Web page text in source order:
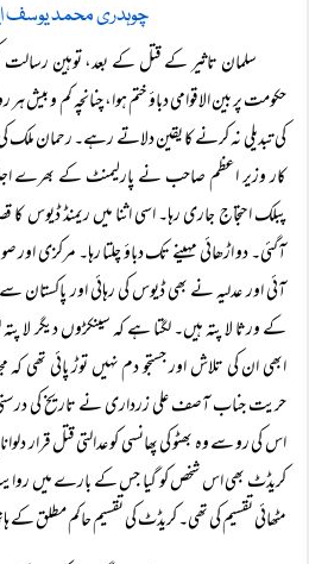
چوہدری محمد یوسف
سلمان تاثیر کے قتل کے بعد، توہین
حکومت پر بین الاقوامی دباؤ ختم ہوا، چنانچہ کم و
کی تبدیلی نہ کرنے کا یقین دلاتے رہے۔ رحمان ملک کی
کار وزیر اعظم صاحب نے پارلیمنٹ کے بھرے
پبلک احتجاج جاری رہا۔ اسی اثنا میں ریمنڈ ڈیوس
آگئی۔ دو اڑھائی مہینے تک دباؤ چلتا رہا۔ مرکزی
آئی اور عدلیہ نے بھی ڈیوس کی رہائی اور پاکستان
کے ورثا لا پتہ ہیں۔ لگتا ہے کہ سینکڑوں دیگر لا
ابھی ان کی تلاش اور جستجو دم نہیں توڑ پائی تھی
حریت جناب آصف علی زرداری نے تاریخ کی
اس کی رو سے وہ بھٹو کی پھانسی کو عدالتی قتل قرار
کریڈٹ بھی اس شخص کو گیا جس کے بارے میں
مٹھائی تقسیم کی تھی۔ کریڈٹ کی تقسیم حاکم مطلق کے